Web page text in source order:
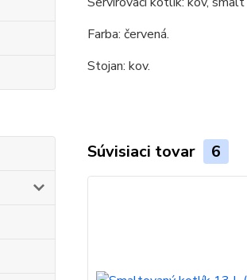
Farba: červená.
Stojan: kov.
Súvisiaci tovar 6